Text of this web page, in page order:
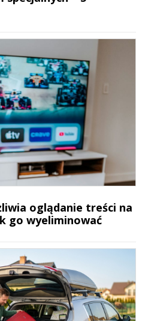
oglądanie treści na
go wyeliminować